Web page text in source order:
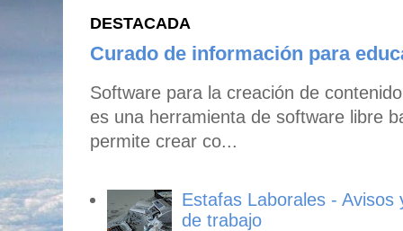
DESTACADA
Curado de información para
Software para la creación de
es una herramienta de software libre
permite crear co...
Estafas Laborales -
de trabajo